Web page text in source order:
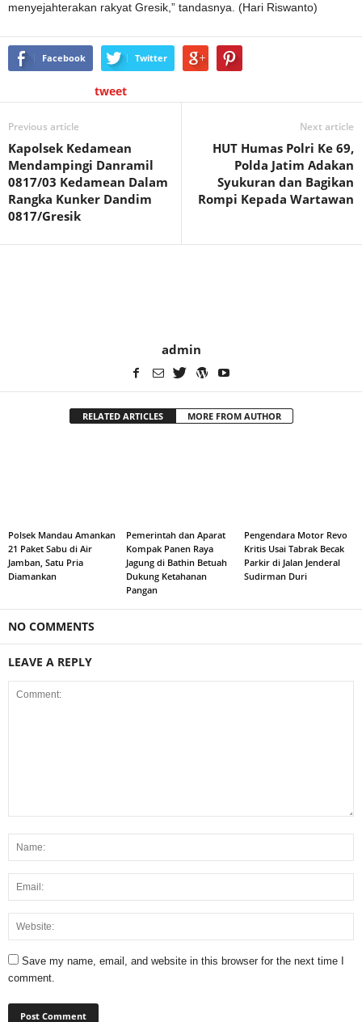
menyejahterakan rakyat Gresik,” tandasnya. (Hari Riswanto)
Facebook Twitter
tweet
Previous article
Kapolsek Kedamean
Mendampingi Danramil
0817/03 Kedamean Dalam
Rangka Kunker Dandim
0817/Gresik
Next article
HUT Humas Polri Ke 69,
Polda Jatim Adakan
Syukuran dan Bagikan
Rompi Kepada Wartawan
admin
RELATED ARTICLES MORE FROM AUTHOR
Polsek Mandau Amankan
21 Paket Sabu di Air
Jamban, Satu Pria
Diamankan
Pemerintah dan Aparat
Kompak Panen Raya
Jagung di Bathin Betuah
Dukung Ketahanan
Pangan
Pengendara Motor Revo
Kritis Usai Tabrak Becak
Parkir di Jalan Jenderal
Sudirman Duri
NO COMMENTS
LEAVE A REPLY
Save my name, email, and website in this browser for the next time I
comment.